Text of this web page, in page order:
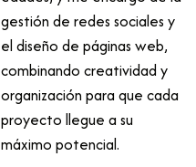
gestión de redes sociales y
el diseño de páginas web,
combinando creatividad y
organización para que cada
proyecto llegue a su
máximo potencial.